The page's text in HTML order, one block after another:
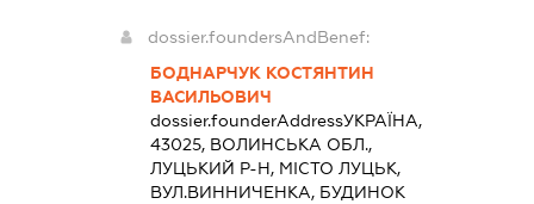
dossier.foundersAndBenef:
БОДНАРЧУК КОСТЯНТИН
ВАСИЛЬОВИЧ
dossier.founderAddressУКРАЇНА,
43025, ВОЛИНСЬКА ОБЛ.,
ЛУЦЬКИЙ Р-Н, МІСТО ЛУЦЬК,
ВУЛ.ВИННИЧЕНКА, БУДИНОК